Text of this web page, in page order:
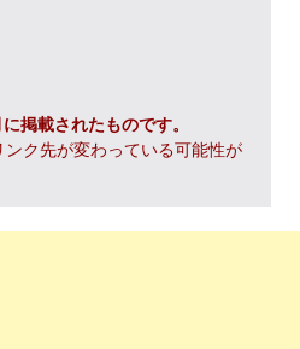
掲載されたものです。
ク先が変わっている可能性が